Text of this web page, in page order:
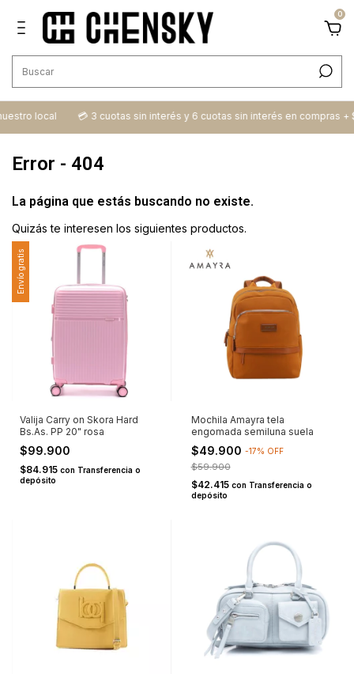
0
local 💳​ 3 cuotas sin interés y 6 cuotas sin interés en compras +
Error - 404
La página que estás buscando no existe.
Quizás te interesen los siguientes productos.
Envío gratis
Valija Carry on Skora Hard
Bs.As. PP 20" rosa
$99.900
$84.915 con Transferencia o
depósito
Mochila Amayra tela
engomada semiluna suela
$49.900 -17% OFF
$59.900
$42.415 con Transferencia o
depósito